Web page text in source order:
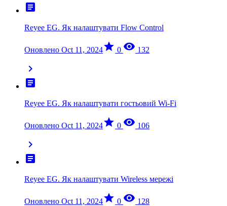
article
Reyee EG. Як налаштувати Flow Control
Оновлено Oct 11, 2024star 0 visibility 132
chevron_right
article
Reyee EG. Як налаштувати гостьовий Wi-Fi
Оновлено Oct 11, 2024star 0 visibility 106
chevron_right
article
Reyee EG. Як налаштувати Wireless мережі
Оновлено Oct 11, 2024star 0 visibility 128